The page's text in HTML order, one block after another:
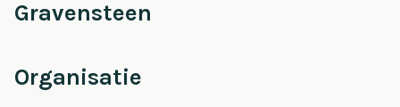
Gravensteen
Organisatie